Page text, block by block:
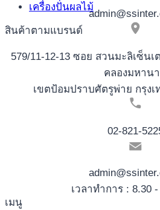
เครื่องปั่นผลไม้
สินค้าตามแบรนด์
579/11-12-13 ซอย สวนมะลิเซ็นเ
คลองมหาน
เขตป้อมปราบศัตรูพ่าย กรุง
02-821-
เวลาทำการ : 8.30
เมนู